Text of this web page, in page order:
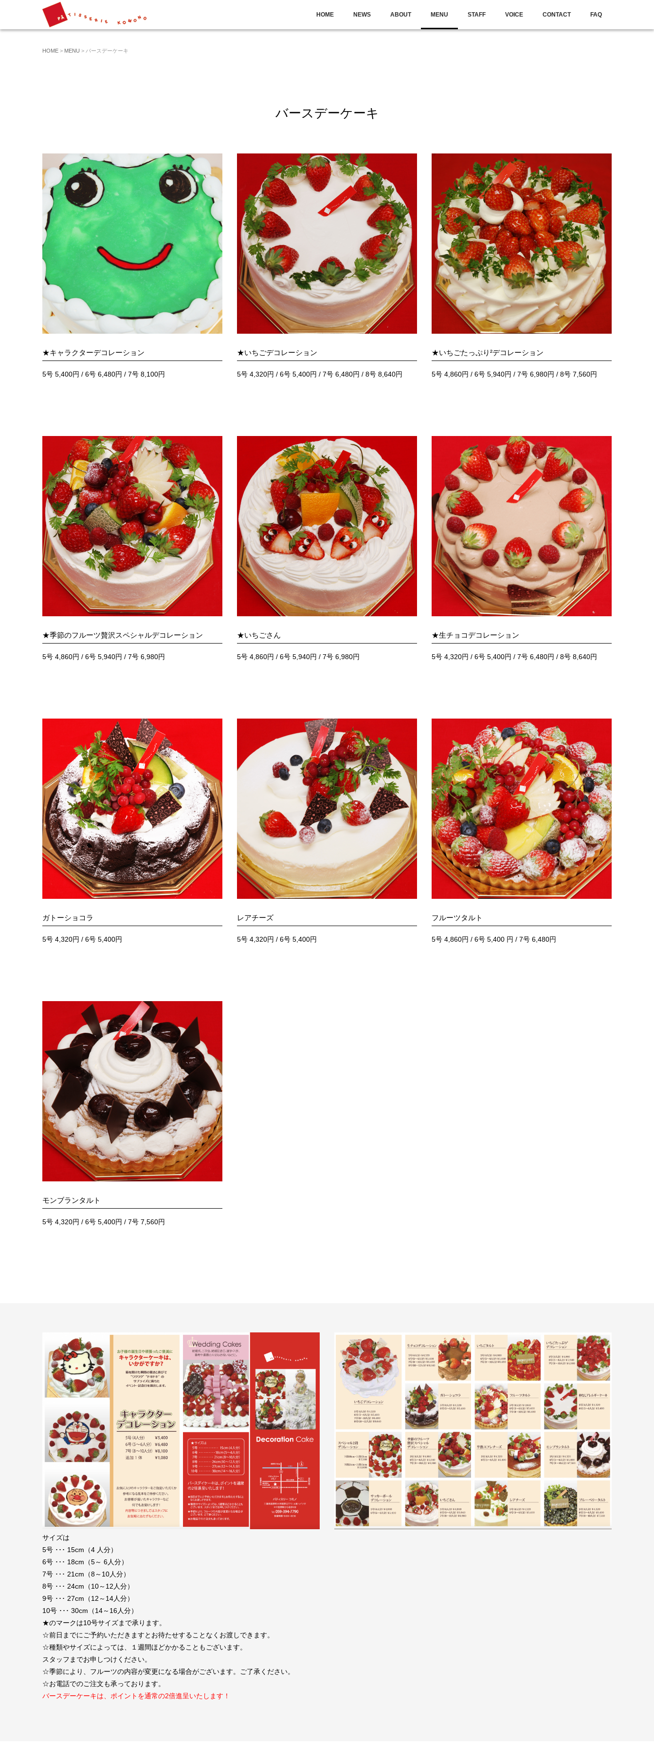
HOME NEWS ABOUT MENU STAFF VOICE CONTACT FAQ
HOME > MENU > バースデーケーキ
バースデーケーキ
★キャラクターデコレーション
5号 5,400円 / 6号 6,480円 / 7号 8,100円
★いちごデコレーション
5号 4,320円 / 6号 5,400円 / 7号 6,480円 / 8号 8,640円
★いちごたっぷり²デコレーション
5号 4,860円 / 6号 5,940円 / 7号 6,980円 / 8号 7,560円
★季節のフルーツ贅沢スペシャルデコレーション
5号 4,860円 / 6号 5,940円 / 7号 6,980円
★いちごさん
5号 4,860円 / 6号 5,940円 / 7号 6,980円
★生チョコデコレーション
5号 4,320円 / 6号 5,400円 / 7号 6,480円 / 8号 8,640円
ガトーショコラ
5号 4,320円 / 6号 5,400円
レアチーズ
5号 4,320円 / 6号 5,400円
フルーツタルト
5号 4,860円 / 6号 5,400 円 / 7号 6,480円
モンブランタルト
5号 4,320円 / 6号 5,400円 / 7号 7,560円
サイズは
5号 ･･･ 15cm（4 人分）
6号 ･･･ 18cm（5～ 6人分）
7号 ･･･ 21cm（8～10人分）
8号 ･･･ 24cm（10～12人分）
9号 ･･･ 27cm（12～14人分）
10号 ･･･ 30cm（14～16人分）
★のマークは10号サイズまで承ります。
☆前日までにご予約いただきますとお待たせすることなくお渡しできます。
☆種類やサイズによっては、１週間ほどかかることもございます。
スタッフまでお申しつけください。
☆季節により、フルーツの内容が変更になる場合がございます。ご了承ください。
☆お電話でのご注文も承っております。
バースデーケーキは、ポイントを通常の2倍進呈いたします！